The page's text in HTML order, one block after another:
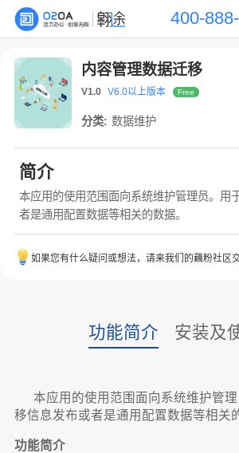
400-
内容管理数据迁移
V1.0 V6.0以上版本 Free
分类: 数据维护
简介
本应用的使用范围面向系统维护管理员。用
者是通用配置数据等相关的数据。
如果您有什么疑问或想法，请来我们的藕粉社区交
功能简介 安装及
本应用的使用范围面向系统维护管理
移信息发布或者是通用配置数据等相关
功能简介